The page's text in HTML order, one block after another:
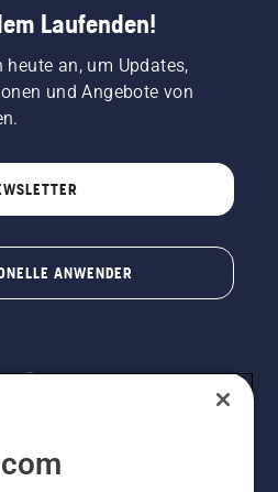
Laufenden!
an, um Updates,
und Angebote von
ANWENDER